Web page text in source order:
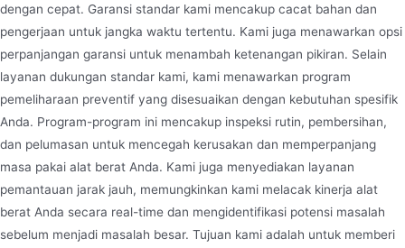
dengan cepat. Garansi standar kami mencakup cacat bahan dan
pengerjaan untuk jangka waktu tertentu. Kami juga menawarkan opsi
perpanjangan garansi untuk menambah ketenangan pikiran. Selain
layanan dukungan standar kami, kami menawarkan program
pemeliharaan preventif yang disesuaikan dengan kebutuhan spesifik
Anda. Program-program ini mencakup inspeksi rutin, pembersihan,
dan pelumasan untuk mencegah kerusakan dan memperpanjang
masa pakai alat berat Anda. Kami juga menyediakan layanan
pemantauan jarak jauh, memungkinkan kami melacak kinerja alat
berat Anda secara real-time dan mengidentifikasi potensi masalah
sebelum menjadi masalah besar. Tujuan kami adalah untuk memberi